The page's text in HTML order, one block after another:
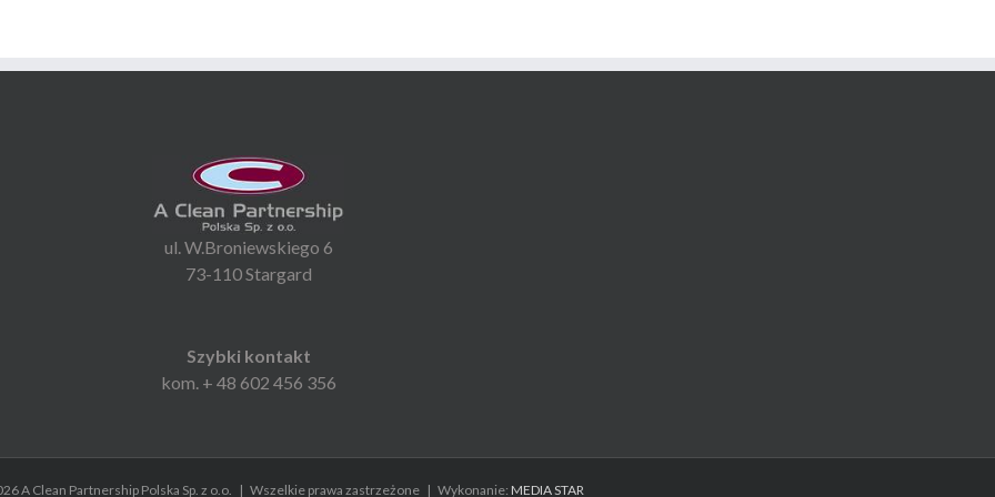
ul. W.Broniewskiego 6
73-110 Stargard
Szybki kontakt
kom. + 48 602 456 356
A Clean Partnership Polska Sp. z o.o. | Wszelkie prawa zastrzeżone | Wykonanie: MEDIA STAR